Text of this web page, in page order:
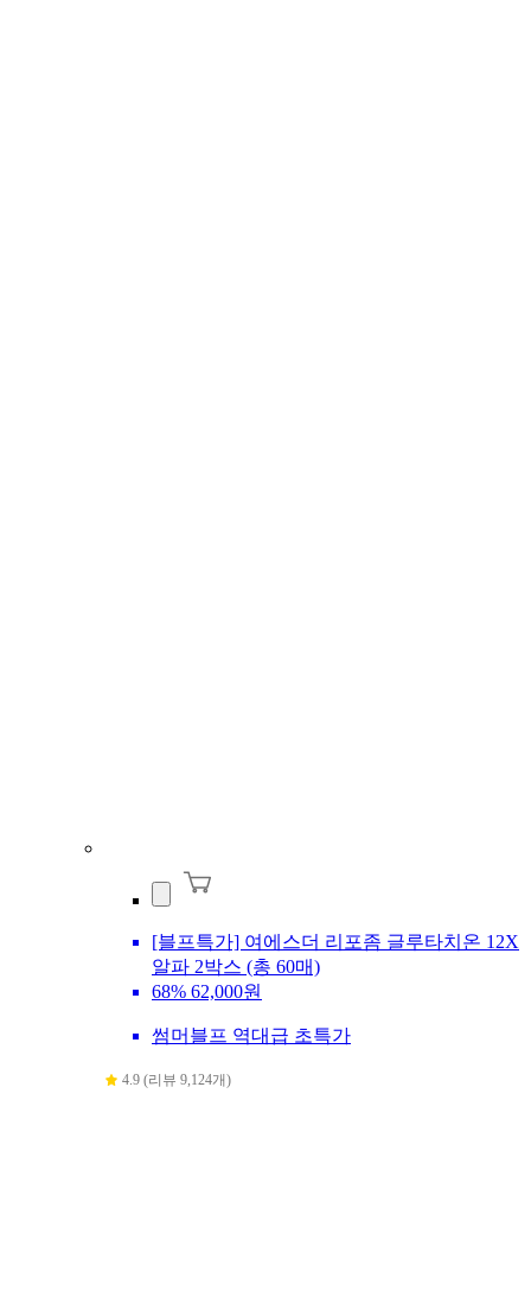
[블프특가] 여에스더 리포좀 글루타치온 12X
알파 2박스 (총 60매)
68% 62,000원
썸머블프 역대급 초특가
4.9 (리뷰 9,124개)